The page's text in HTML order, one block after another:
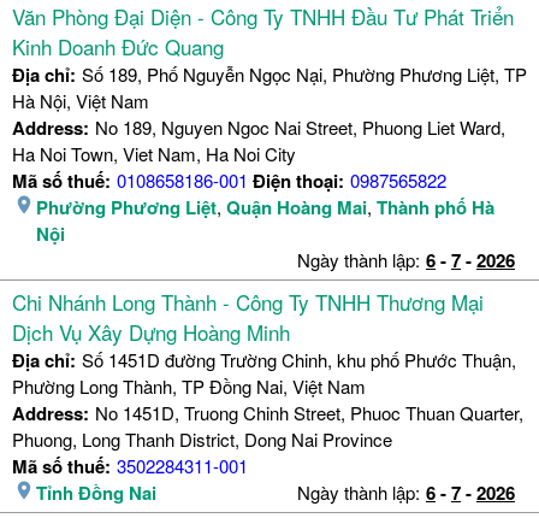
Văn Phòng Đại Diện - Công Ty TNHH Đầu Tư Phát Triển
Kinh Doanh Đức Quang
Địa chỉ: Số 189, Phố Nguyễn Ngọc Nại, Phường Phương Liệt, TP
Hà Nội, Việt Nam
Address: No 189, Nguyen Ngoc Nai Street, Phuong Liet Ward,
Ha Noi Town, Viet Nam, Ha Noi City
Mã số thuế: 0108658186-001 Điện thoại: 0987565822
Phường Phương Liệt, Quận Hoàng Mai, Thành phố Hà
Nội
Ngày thành lập: 6-7-2026
Chi Nhánh Long Thành - Công Ty TNHH Thương Mại
Dịch Vụ Xây Dựng Hoàng Minh
Địa chỉ: Số 1451D đường Trường Chinh, khu phố Phước Thuận,
Phường Long Thành, TP Đồng Nai, Việt Nam
Address: No 1451D, Truong Chinh Street, Phuoc Thuan Quarter,
Phuong, Long Thanh District, Dong Nai Province
Mã số thuế: 3502284311-001
Tỉnh Đồng Nai Ngày thành lập: 6-7-2026